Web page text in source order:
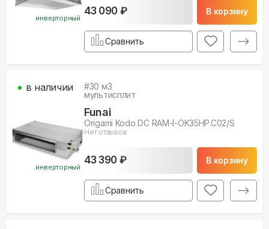
инверторный
43 090 ₽ В корзину
Сравнить
инверторный
#30 м3
мультисплит
Funai
Origami Kodo DC RAM-I-OK35HP.C02/S
Нет отзывов
43 390 ₽ В корзину
в наличии
Сравнить